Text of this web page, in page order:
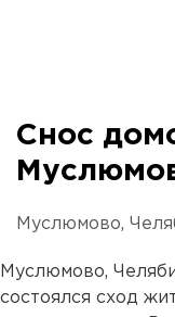
Снос
Муслюмово,
Муслюмово,
состоялся сход